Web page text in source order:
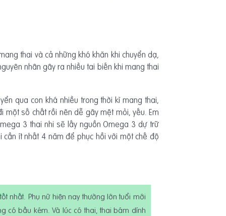
thai và cả những khó khăn khi chuyển dạ,
nhân gây ra nhiều tai biến khi mang thai
qua con khá nhiều trong thời kì mang thai,
số chất rồi nên dễ gây mệt mỏi, yếu. Em
3 thai nhi sẽ lấy nguồn Omega 3 dự trữ
ít nhất 4 năm để phục hồi với một chế độ
nhất. Phụ nữ hiện nay thường lớn tuổi mới
có bầu kém. Và lúc có thai, thai bám dính